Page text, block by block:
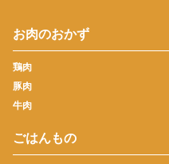
お肉のおかず
鶏肉
豚肉
牛肉
ごはんもの